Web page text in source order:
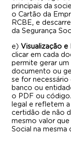
principais da
o Cartão da
RCBE, e
da Segurança
e) Visualização
clicar em cada
permite gerar
documento ou
se for
banco ou
o PDF ou
legal e refletem
certidão de não
mesmo valor
Social na mesma